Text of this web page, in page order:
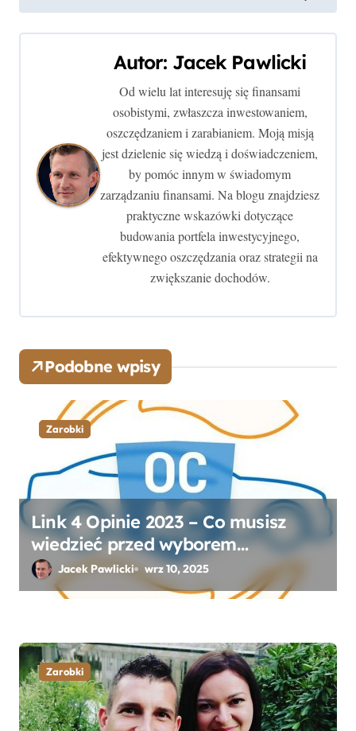
w
i
s
u
Autor: Jacek Pawlicki
Od wielu lat interesuję się finansami
osobistymi, zwłaszcza inwestowaniem,
oszczędzaniem i zarabianiem. Moją misją
jest dzielenie się wiedzą i doświadczeniem,
by pomóc innym w świadomym
zarządzaniu finansami. Na blogu znajdziesz
praktyczne wskazówki dotyczące
budowania portfela inwestycyjnego,
efektywnego oszczędzania oraz strategii na
zwiększanie dochodów.
Podobne wpisy
Zarobki
Link 4 Opinie 2023 – Co musisz
wiedzieć przed wyborem
ubezpieczenia OC i AC?
Jacek Pawlicki wrz 10, 2025
Zarobki